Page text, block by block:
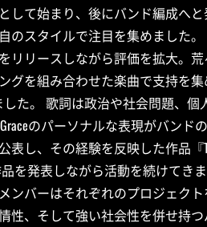
して始まり、後にバンド編成へ
のスタイルで注目を集めました
リリースしながら評価を拡大。
を組み合わせた楽曲で支持を集
た。 歌詞は政治や社会問題、個
のパーソナルな表現がバンド
し、その経験を反映した作品『
を発表しながら活動を続けてき
ンバーはそれぞれのプロジェク
性、そして強い社会性を併せ持